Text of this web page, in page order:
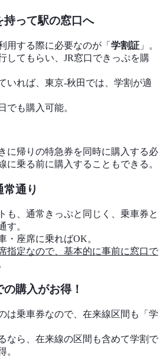
持って駅の窓口へ
用する際に必要なのが「 学割証 」。
してもらい、JR窓口できっぷを購
いれば、東京-秋田では、学割が適
でも購入可能。
に帰りの特急券を同時に購入する必
に乗る前に購入することもできる。
常通り
も、通常きっぷと同じく、乗車券と
す。
・座席に乗ればOK。
指定なので、基本的に事前に窓口で
購入がお得！
は乗車券なので、在来線区間も「学
なら、在来線の区間も含めて学割で
。